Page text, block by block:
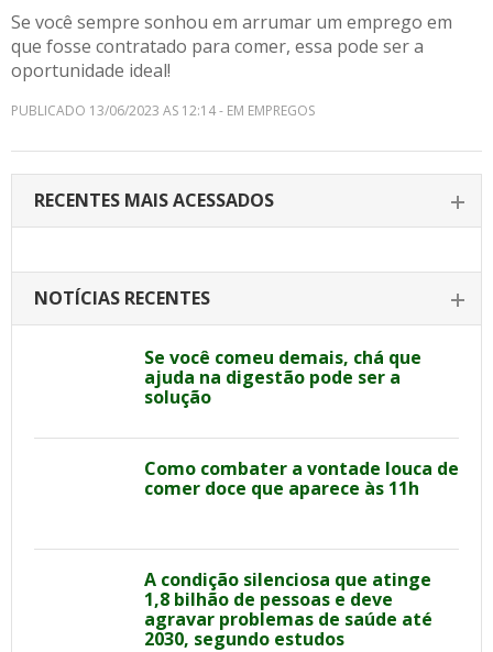
Se você sempre sonhou em arrumar um emprego em
que fosse contratado para comer, essa pode ser a
oportunidade ideal!
PUBLICADO 13/06/2023 AS 12:14 - EM EMPREGOS
RECENTES MAIS ACESSADOS
NOTÍCIAS RECENTES
Se você comeu demais, chá que
ajuda na digestão pode ser a
solução
Como combater a vontade louca de
comer doce que aparece às 11h
A condição silenciosa que atinge
1,8 bilhão de pessoas e deve
agravar problemas de saúde até
2030, segundo estudos